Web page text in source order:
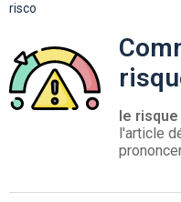
risco
le risque
l'article